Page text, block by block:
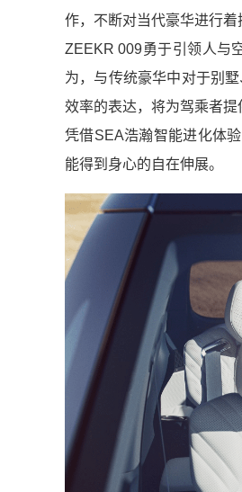
作，不断对当代豪华进行着
ZEEKR 009勇于引领人与
为，与传统豪华中对于别
效率的表达，将为驾乘者提
凭借SEA浩瀚智能进化体
能得到身心的自在伸展。